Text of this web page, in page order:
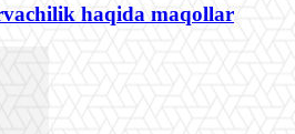
haqida maqollar